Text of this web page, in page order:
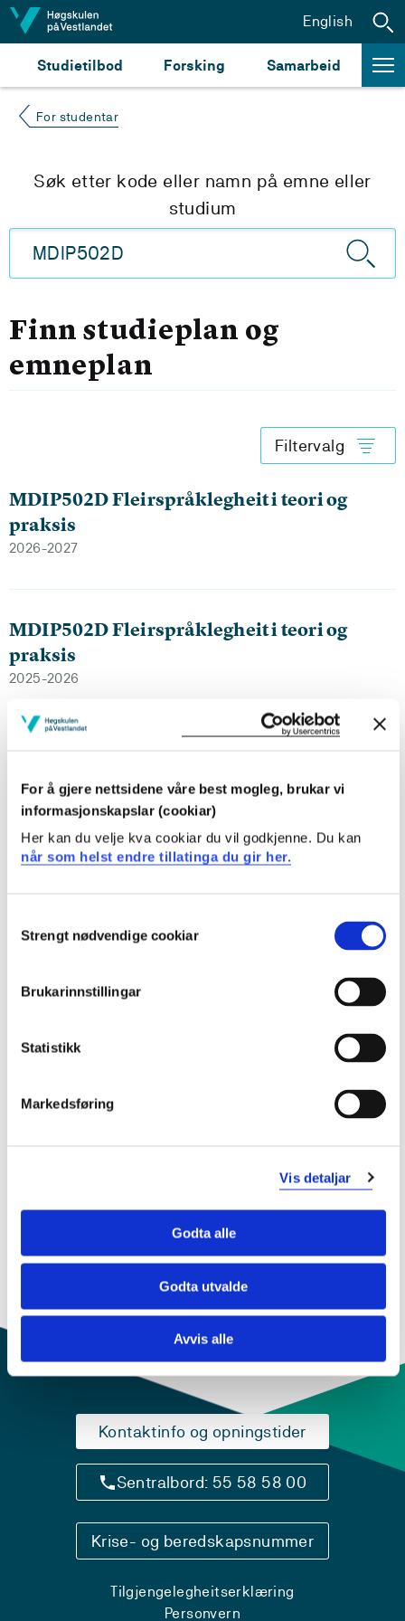
For å gjere nettsidene våre best mogleg, brukar vi
informasjonskapslar (cookiar)
Her kan du velje kva cookiar du vil godkjenne. Du kan
når som helst endre tillatinga du gir her.
Selection
Strengt nødvendige cookiar
Brukarinnstillingar
Statistikk
Markedsføring
Vis detaljar
Godta alle
Godta utvalde
Avvis alle
Hopp til innhald
Studietilbod Forsking Samarbeid
English
For studentar
Søk etter kode eller namn på emne eller
studium
Finn studieplan og
emneplan
Filtervalg
MDIP502D Fleirspråklegheit i teori og
praksis
2026-2027
MDIP502D Fleirspråklegheit i teori og
praksis
2025-2026
praksis
2024-2025
2023-2024
praksis
Kontaktinfo og opningstider
Sentralbord: 55 58 58 00
Krise- og beredskapsnummer
Tilgjengelegheitserklæring
Personvern